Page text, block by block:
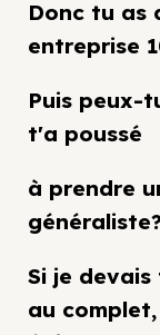
Donc tu as
entreprise
Puis peux-
t'a poussé
à prendre
généraliste?
Si je
au